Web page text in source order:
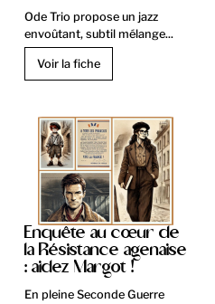
Ode Trio propose un jazz
envoûtant, subtil mélange...
Voir la fiche
Enquête au cœur de
la Résistance agenaise
: aidez Margot !
En pleine Seconde Guerre